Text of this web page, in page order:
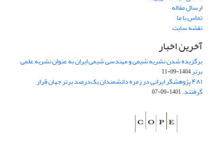
ارسال مقاله
تماس با ما
نقشه سایت
آخرین اخبار
برگزیده شدن نشریه شیمی و مهندسی شیمی ایران به عنوان نشریه علمی
برتر1404-09-11
۴۸۱ پژوهشگر ایرانی در زمره دانشمندان یک‌درصد برتر جهان قرار
گرفتند.1401-09-07